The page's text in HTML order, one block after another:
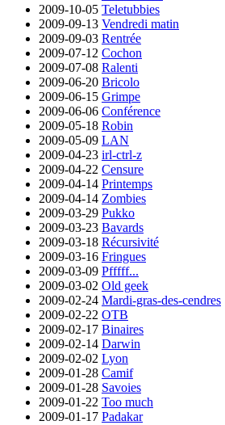
2009-10-05 Teletubbies
2009-09-13 Vendredi matin
2009-09-03 Rentrée
2009-07-12 Cochon
2009-07-08 Ralenti
2009-06-20 Bricolo
2009-06-15 Grimpe
2009-06-06 Conférence
2009-05-18 Robin
2009-05-09 LAN
2009-04-23 irl-ctrl-z
2009-04-22 Censure
2009-04-14 Printemps
2009-04-14 Zombies
2009-03-29 Pukko
2009-03-23 Bavards
2009-03-18 Récursivité
2009-03-16 Fringues
2009-03-09 Pfffff...
2009-03-02 Old geek
2009-02-24 Mardi-gras-des-cendres
2009-02-22 OTB
2009-02-17 Binaires
2009-02-14 Darwin
2009-02-02 Lyon
2009-01-28 Camif
2009-01-28 Savoies
2009-01-22 Too much
2009-01-17 Padakar